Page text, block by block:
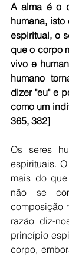
A alma é o
humana,
espiritual, o
que o corpo
vivo e
humano
dizer "eu" e
como um
365, 382]
Os seres
espirituais.
mais do
não se
composição
razão diz-
princípio
corpo,